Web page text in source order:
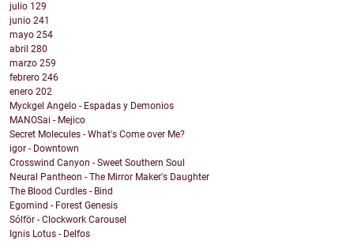
julio 129
junio 241
mayo 254
abril 280
marzo 259
febrero 246
enero 202
Myckgel Angelo - Espadas y Demonios
MANOSai - Mejico
Secret Molecules - What's Come over Me?
igor - Downtown
Crosswind Canyon - Sweet Southern Soul
Neural Pantheon - The Mirror Maker's Daughter
The Blood Curdles - Bind
Egomind - Forest Genesis
Sólför - Clockwork Carousel
Ignis Lotus - Delfos